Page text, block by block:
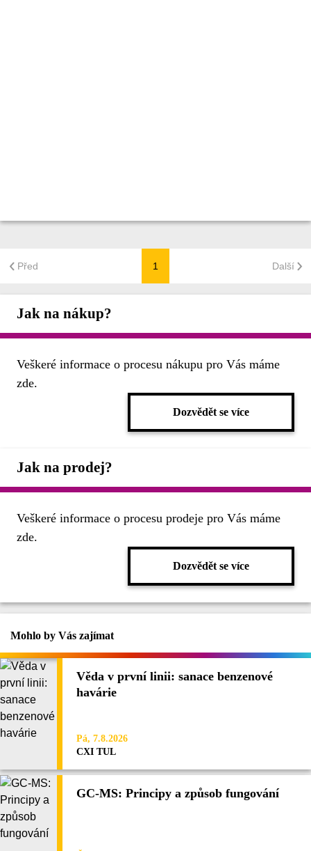
Před 1 Další
Jak na nákup?
Veškeré informace o procesu nákupu pro Vás máme
zde.
Dozvědět se více
Jak na prodej?
Veškeré informace o procesu prodeje pro Vás máme
zde.
Dozvědět se více
Mohlo by Vás zajímat
Věda v první linii: sanace benzenové
havárie
Pá, 7.8.2026
CXI TUL
GC-MS: Principy a způsob fungování